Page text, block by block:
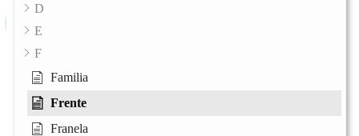
D
E
F
Familia
Frente
Franela